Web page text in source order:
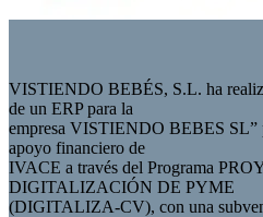
VISTIENDO BEBÉS, S.L. ha
de un ERP para la
empresa VISTIENDO BEBES SL”
apoyo financiero de
IVACE a través del Programa
DIGITALIZACIÓN DE PYME
(DIGITALIZA-CV), con una